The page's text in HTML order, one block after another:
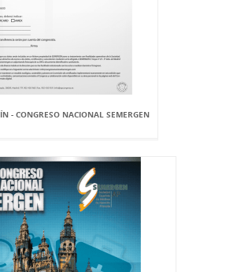
- CONGRESO NACIONAL SEMERGEN